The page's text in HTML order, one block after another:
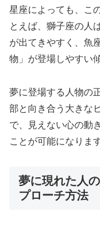
星座によっても、こ
とえば、獅子座の人
が出てきやすく、魚
物」が登場しやすい
夢に登場する人物の
部と向き合う大きな
で、見えない心の動
ことが可能になります
夢に現れた人
プローチ方法